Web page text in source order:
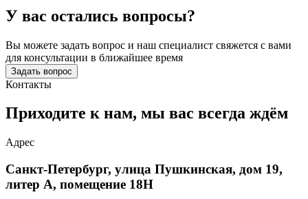
У вас остались вопросы?
Вы можете задать вопрос и наш специалист свяжется с вами
для консультации в ближайшее время
Задать вопрос
Контакты
Приходите к нам, мы вас всегда ждём
Адрес
Санкт-Петербург, улица Пушкинская, дом 19,
литер А, помещение 18Н